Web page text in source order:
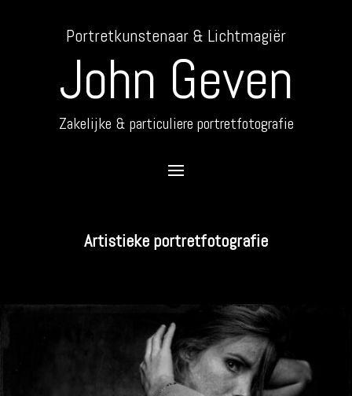
Portretkunstenaar & Lichtmagiër
John Geven
Zakelijke & particuliere portretfotografie
Artistieke portretfotografie